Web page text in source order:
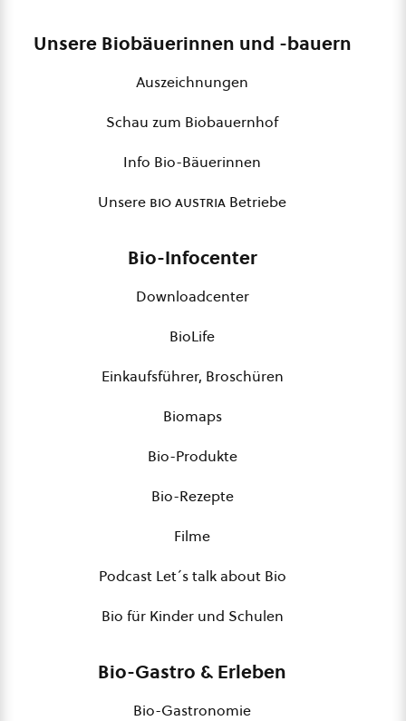
Unsere Biobäuerinnen und -bauern
Auszeichnungen
Schau zum Biobauernhof
Info Bio-Bäuerinnen
Unsere bio austria Betriebe
Bio-Infocenter
Downloadcenter
BioLife
Einkaufsführer, Broschüren
Biomaps
Bio-Produkte
Bio-Rezepte
Filme
Podcast Let´s talk about Bio
Bio für Kinder und Schulen
Bio-Gastro & Erleben
Bio-Gastronomie